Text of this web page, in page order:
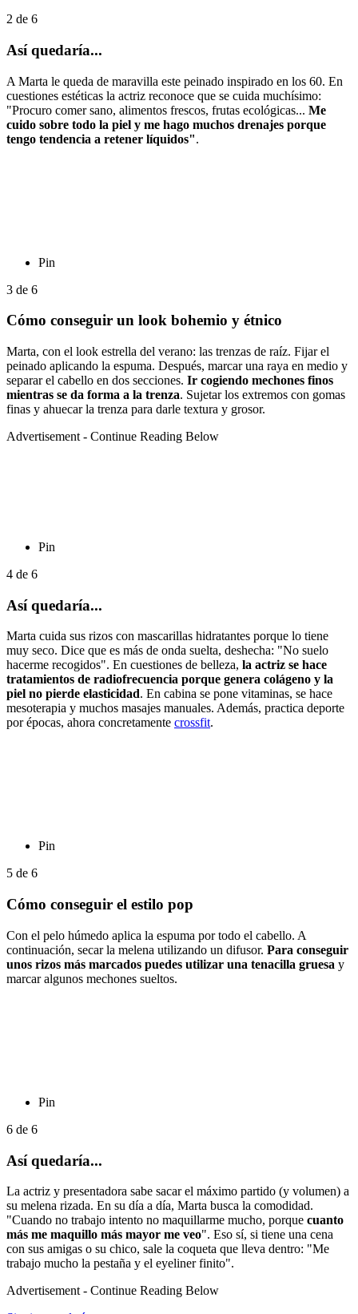
2 de 6
Así quedaría...
A Marta le queda de maravilla este peinado inspirado en los 60. En
cuestiones estéticas la actriz reconoce que se cuida muchísimo:
"Procuro comer sano, alimentos frescos, frutas ecológicas... Me
cuido sobre todo la piel y me hago muchos drenajes porque
tengo tendencia a retener líquidos".
Pin
3 de 6
Cómo conseguir un look bohemio y étnico
Marta, con el look estrella del verano: las trenzas de raíz. Fijar el
peinado aplicando la espuma. Después, marcar una raya en medio y
separar el cabello en dos secciones. Ir cogiendo mechones finos
mientras se da forma a la trenza. Sujetar los extremos con gomas
finas y ahuecar la trenza para darle textura y grosor.
Advertisement - Continue Reading Below
Pin
4 de 6
Así quedaría...
Marta cuida sus rizos con mascarillas hidratantes porque lo tiene
muy seco. Dice que es más de onda suelta, deshecha: "No suelo
hacerme recogidos". En cuestiones de belleza, la actriz se hace
tratamientos de radiofrecuencia porque genera colágeno y la
piel no pierde elasticidad. En cabina se pone vitaminas, se hace
mesoterapia y muchos masajes manuales. Además, practica deporte
por épocas, ahora concretamente crossfit.
Pin
5 de 6
Cómo conseguir el estilo pop
Con el pelo húmedo aplica la espuma por todo el cabello. A
continuación, secar la melena utilizando un difusor. Para conseguir
unos rizos más marcados puedes utilizar una tenacilla gruesa y
marcar algunos mechones sueltos.
Pin
6 de 6
Así quedaría...
La actriz y presentadora sabe sacar el máximo partido (y volumen) a
su melena rizada. En su día a día, Marta busca la comodidad.
"Cuando no trabajo intento no maquillarme mucho, porque cuanto
más me maquillo más mayor me veo". Eso sí, si tiene una cena
con sus amigas o su chico, sale la coqueta que lleva dentro: "Me
trabajo mucho la pestaña y el eyeliner finito".
Advertisement - Continue Reading Below